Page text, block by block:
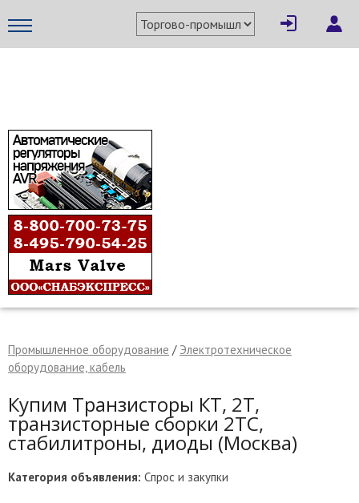
Промышленное оборудование / Электротехническое
оборудование, кабель
Купим Транзисторы КТ, 2Т,
транзисторные сборки 2ТС,
стабилитроны, диоды (Москва)
Категория объявления: Спрос и закупки
× Написать поставщику